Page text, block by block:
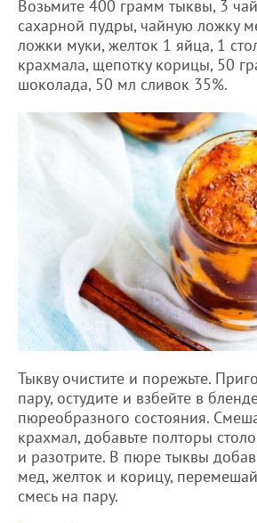
Возьмите 400 грамм тыквы, 3
сахарной пудры, чайную ложку
ложки муки, желток 1 яйца, 1
крахмала, щепотку корицы, 50
шоколада, 50 мл сливок 35%.
Тыкву очистите и порежьте.
пару, остудите и взбейте в
пюреобразного состояния.
крахмал, добавьте полторы
и разотрите. В пюре тыквы
мед, желток и корицу,
смесь на пару.